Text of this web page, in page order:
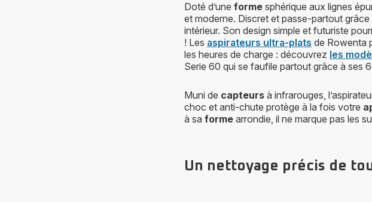
Doté d’une forme sphérique aux lignes
et moderne. Discret et passe-partout grâce
intérieur. Son design simple et futuriste
! Les aspirateurs ultra-plats de Rowenta
les heures de charge : découvrez les
Serie 60 qui se faufile partout grâce à ses
Muni de capteurs à infrarouges,
choc et anti-chute protège à la fois votre
à sa forme arrondie, il ne marque pas les
Un nettoyage précis de